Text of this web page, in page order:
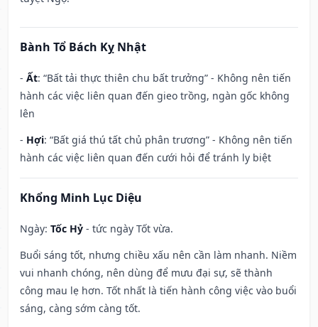
Bành Tổ Bách Kỵ Nhật
- Ất: “Bất tải thực thiên chu bất trưởng” - Không nên tiến
hành các việc liên quan đến gieo trồng, ngàn gốc không
lên
- Hợi: “Bất giá thú tất chủ phân trương” - Không nên tiến
hành các việc liên quan đến cưới hỏi để tránh ly biệt
Khổng Minh Lục Diệu
Ngày: Tốc Hỷ - tức ngày Tốt vừa.
Buổi sáng tốt, nhưng chiều xấu nên cần làm nhanh. Niềm
vui nhanh chóng, nên dùng để mưu đại sự, sẽ thành
công mau lẹ hơn. Tốt nhất là tiến hành công việc vào buổi
sáng, càng sớm càng tốt.